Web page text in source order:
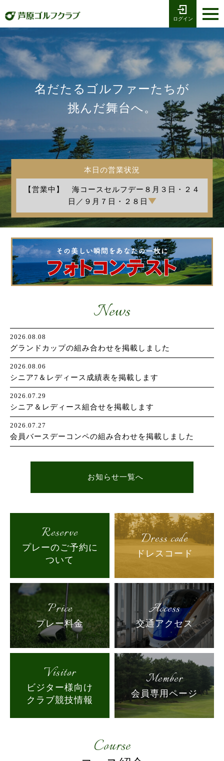
名だたるゴルファーたちが
挑んだ舞台へ。
本日の営業状況
【営業中】 海コースセルフデー８月３日・２４
日／９月７日・２８日
ログイン
Tel 0776-79-1111
ホーム
海コース
湖コース
クラブ競技
施設案内
交通アクセス
お問い合わせ
News
2026.08.08
グランドカップの組み合わせを掲載しました
2026.08.06
シニア7＆レディース成績表を掲載します
2026.07.29
シニア＆レディース組合せを掲載します
2026.07.27
会員バースデーコンペの組み合わせを掲載しました
お知らせ一覧へ
Reserve
プレーのご予約に
ついて
Dress code
ドレスコード
Price
プレー料金
Access
交通アクセス
Visitor
ビジター様向け
クラブ競技情報
Member
会員専用ページ
Course